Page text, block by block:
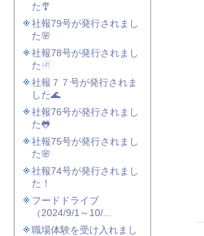
た🎐
社報79号が発行されまし
た🌸
社報78号が発行されまし
た☃
社報７７号が発行されま
した🌊
社報76号が発行されまし
た🐸
社報75号が発行されまし
た🌸
社報74号が発行されまし
た！
フードドライブ
（2024/9/1～10/...
職場体験を受け入れまし